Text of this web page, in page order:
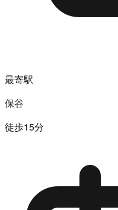
最寄駅
保谷
徒歩15分